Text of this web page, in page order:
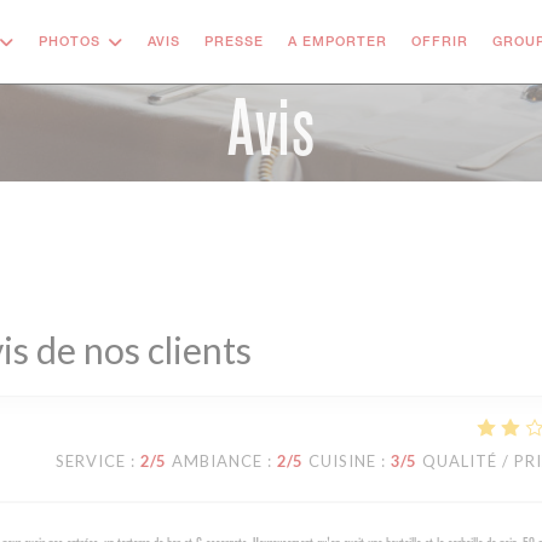
PHOTOS AVIS PRESSE A EMPORTER OFFRIR ((OUVRE
Avis
de nos clients
SERVICE : 2/5 AMBIANCE : 2/5 CUISINE : 3/5 QUALITÉ /